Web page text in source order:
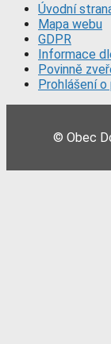
Úvodní
Mapa webu
GDPR
Informace
Povinně
Prohlášení
© Obec